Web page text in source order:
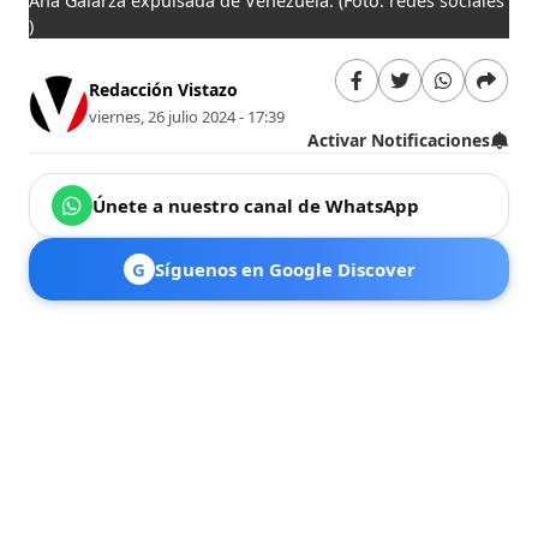
)
Redacción Vistazo
viernes, 26 julio 2024 - 17:39
Activar Notificaciones
Únete a nuestro canal de WhatsApp
G Síguenos en Google Discover